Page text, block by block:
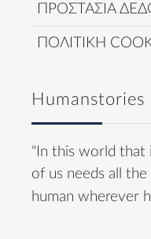
ΠΡΟΣΤΑΣΙΑ
ΠΟΛΙΤΙΚΗ
Humanstories
"In this world that
of us needs all
human wherever